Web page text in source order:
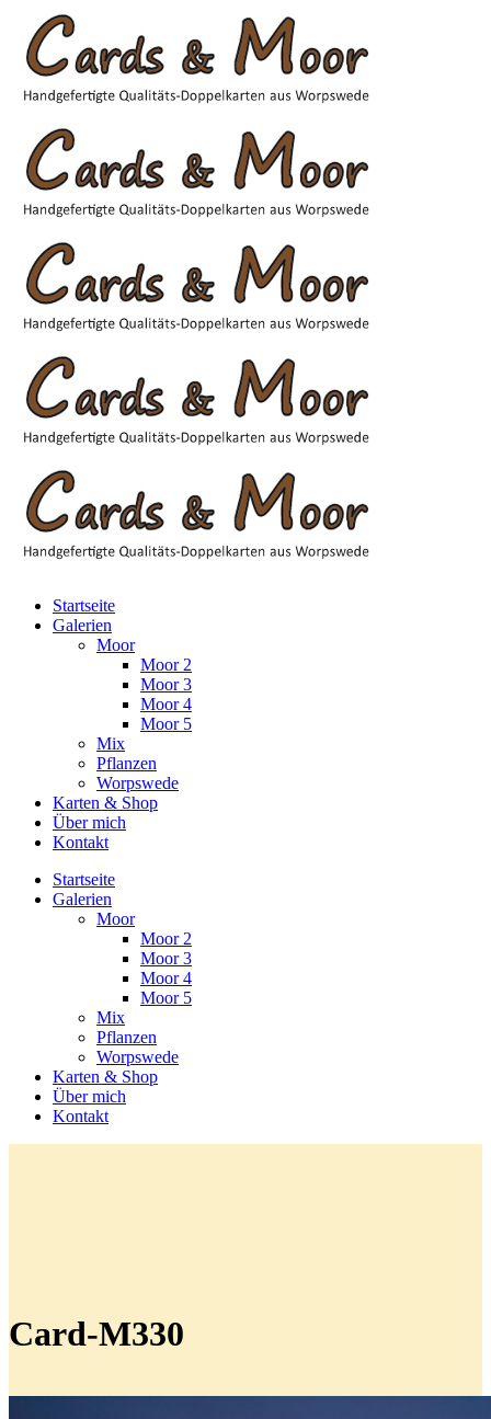
Startseite
Galerien
Moor
Moor 2
Moor 3
Moor 4
Moor 5
Mix
Pflanzen
Worpswede
Karten & Shop
Über mich
Kontakt
Startseite
Galerien
Moor
Moor 2
Moor 3
Moor 4
Moor 5
Mix
Pflanzen
Worpswede
Karten & Shop
Über mich
Kontakt
Card-M330